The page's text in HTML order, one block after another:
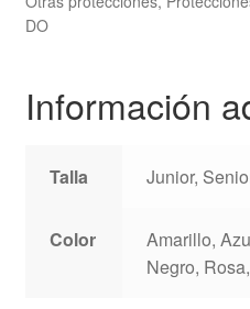
DO
Información
Talla Junior,
Color
Amarillo,
Negro,